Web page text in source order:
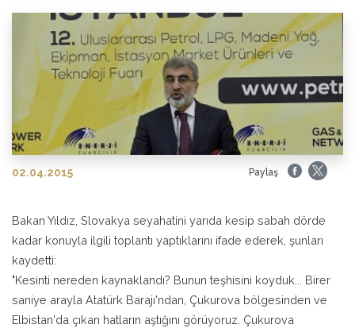
02.04.2015 Paylaş
Bakan Yıldız, Slovakya seyahatini yarıda kesip sabah dörde
kadar konuyla ilgili toplantı yaptıklarını ifade ederek, şunları
kaydetti:
"Kesinti nereden kaynaklandı? Bunun teşhisini koyduk... Birer
saniye arayla Atatürk Barajı'ndan, Çukurova bölgesinden ve
Elbistan'da çıkan hatların aştığını görüyoruz. Çukurova